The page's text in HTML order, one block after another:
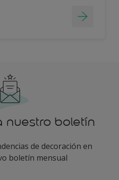
nuestro boletín
de decoración en
boletín mensual